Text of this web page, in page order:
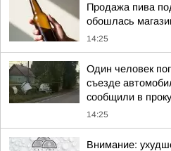
Продажа пива
обошлась
14:25
Один человек
съезде
сообщили в
14:25
Внимание: